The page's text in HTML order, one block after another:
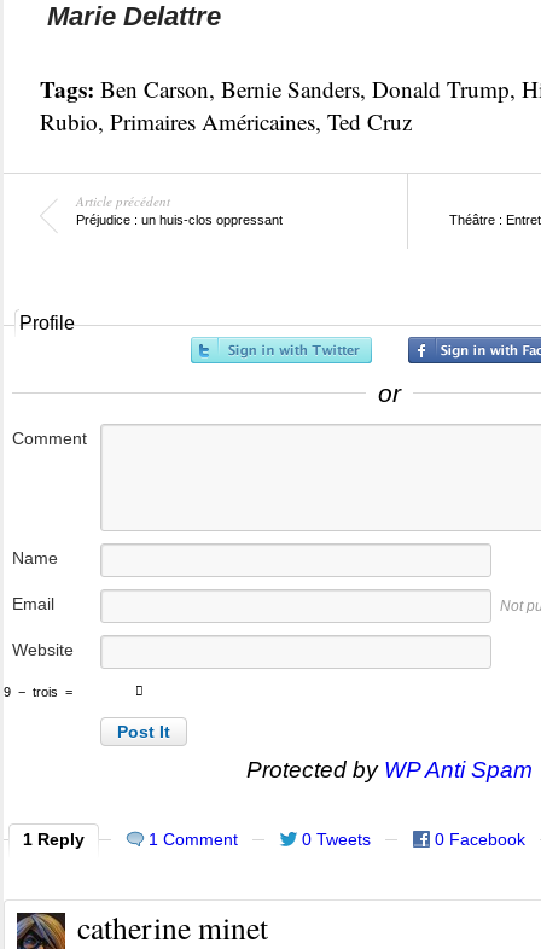
Marie Delattre
Tags: Ben Carson, Bernie Sanders, Donald Trump,
Rubio, Primaires Américaines, Ted Cruz
Article précédent
Préjudice : un huis-clos oppressant Théâtre :
Profile
or
Comment
Name
Email Not
Website
9 − trois =
Protected by WP Anti Spam
1 Reply 1 Comment 0 Tweets 0 Facebook
catherine minet